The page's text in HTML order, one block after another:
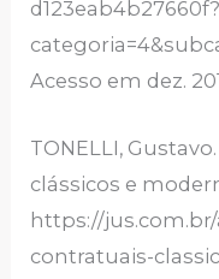
d123eab4b27660f?
Acesso em dez.
TONELLI,
clássicos e
https://
contratuais-